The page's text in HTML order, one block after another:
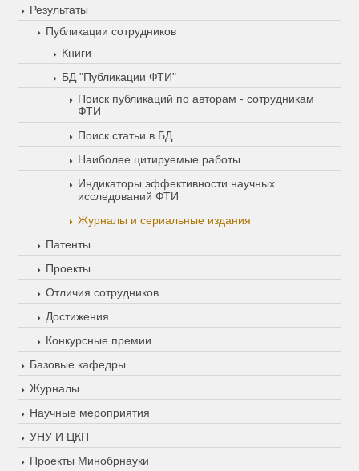
Результаты
Публикации сотрудников
Книги
БД "Публикации ФТИ"
Поиск публикаций по авторам - сотрудникам
ФТИ
Поиск статьи в БД
Наиболее цитируемые работы
Индикаторы эффективности научных
исследований ФТИ
Журналы и сериальные издания
Патенты
Проекты
Отличия сотрудников
Достижения
Конкурсные премии
Базовые кафедры
Журналы
Научные мероприятия
УНУ И ЦКП
Проекты Минобрнауки